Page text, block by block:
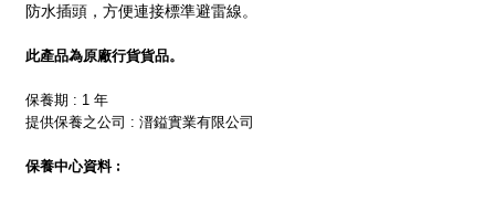
防水插頭，方便連接標準避雷線。
此產品為原廠行貨貨品。
保養期 : 1 年
提供保養之公司 : 溍鎰實業有限公司
保養中心資料 :